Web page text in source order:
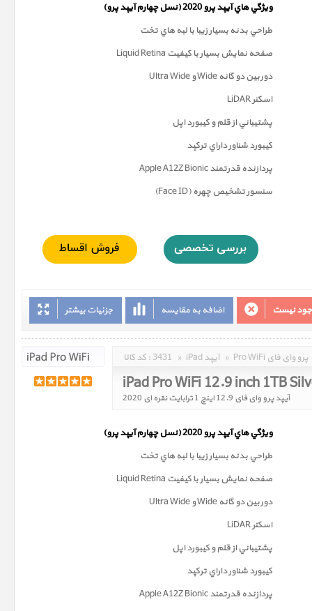
ويژگي هاي آيپد پرو 2020 ( نسل چهارمآيپد پرو)
طراحي بدنه بسيار زيبا با لبه هاي تخت
صفحه نمايش بسيار با کيفيت Liquid Retina
دوربين دو گانه Wide و Ultra Wide
اسکنر LiDAR
پشتيباني از قلم و کيبورد اپل
کيبورد شناور داراي ترکپد
پردازنده قدرتمند Apple A12Z Bionic
سنسور تشخيص چهره (Face ID)
جزئیات بیشتر اضافه به مقایسه نیست
کد کالا : 3431 » iPad آیپد » Pro WiFi پرو وای فای
iPad Pro WiFi 12.9 inch 1TB
آیپد پرو وای فای 12.9 اینچ 1 ترابایت نقره ای 2020
ويژگي هاي آيپد پرو 2020 ( نسل چهارمآيپد پرو)
طراحي بدنه بسيار زيبا با لبه هاي تخت
صفحه نمايش بسيار با کيفيت Liquid Retina
دوربين دو گانه Wide و Ultra Wide
اسکنر LiDAR
پشتيباني از قلم و کيبورد اپل
کيبورد شناور داراي ترکپد
پردازنده قدرتمند Apple A12Z Bionic